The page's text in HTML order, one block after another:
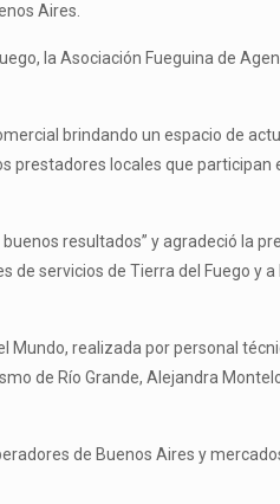
Aires.
la Asociación Fueguina de
brindando un espacio de
locales que participan
resultados” y agradeció la
de servicios de Tierra del Fuego y
Mundo, realizada por personal
de Río Grande, Alejandra
de Buenos Aires y